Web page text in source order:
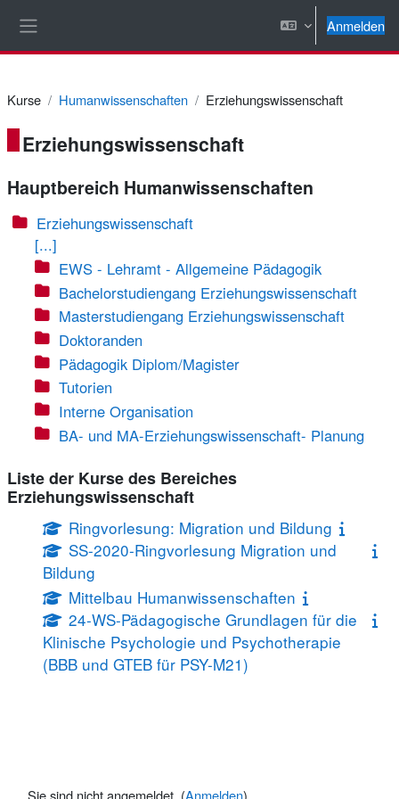
Anmelden
Kurse Humanwissenschaften Erziehungswissenschaft
Erziehungswissenschaft
Hauptbereich Humanwissenschaften
Erziehungswissenschaft
[...]
EWS - Lehramt - Allgemeine Pädagogik
Bachelorstudiengang Erziehungswissenschaft
Masterstudiengang Erziehungswissenschaft
Doktoranden
Pädagogik Diplom/Magister
Tutorien
Interne Organisation
BA- und MA-Erziehungswissenschaft- Planung
Liste der Kurse des Bereiches
Erziehungswissenschaft
Ringvorlesung: Migration und Bildung
SS-2020-Ringvorlesung Migration und
Bildung
Mittelbau Humanwissenschaften
24-WS-Pädagogische Grundlagen für die
Klinische Psychologie und Psychotherapie
(BBB und GTEB für PSY-M21)
Sie sind nicht angemeldet. (Anmelden)